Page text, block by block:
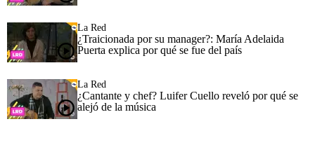
La Red
¿Traicionada por su manager?: María Adelaida
Puerta explica por qué se fue del país
La Red
¿Cantante y chef? Luifer Cuello reveló por qué se
alejó de la música